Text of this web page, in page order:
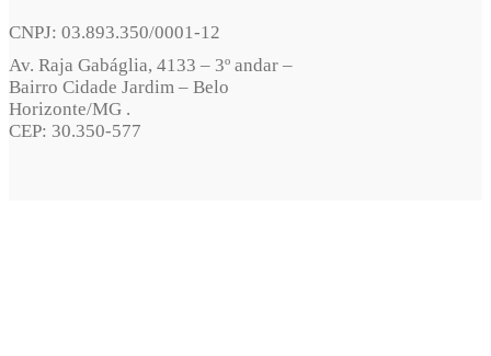
CNPJ: 03.893.350/0001-12
Av. Raja Gabáglia, 4133 – 3º andar –
Bairro Cidade Jardim – Belo
Horizonte/MG .
CEP: 30.350-577